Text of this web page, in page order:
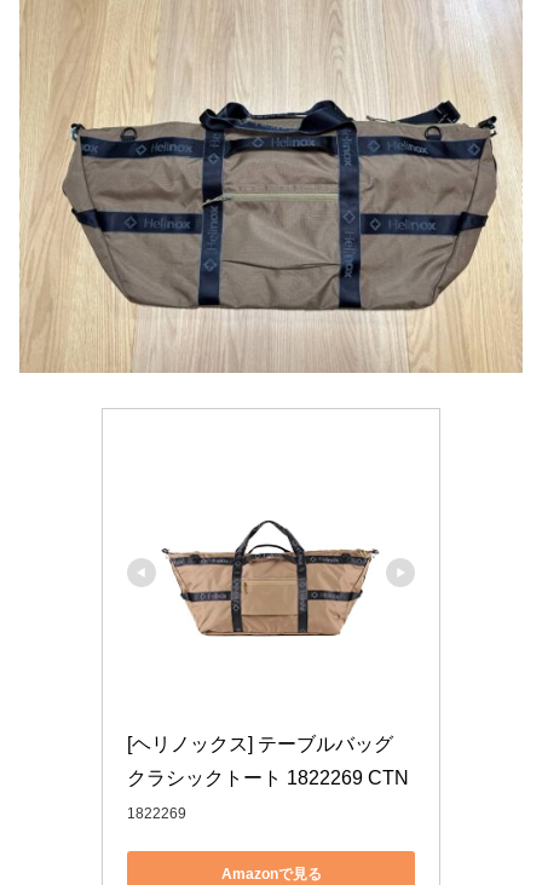
[ヘリノックス] テーブルバッグ
クラシックトート 1822269 CTN
1822269
Amazonで見る